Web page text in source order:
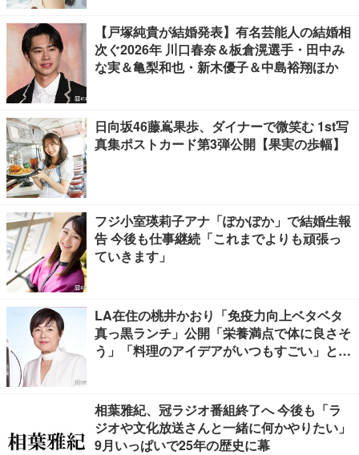
【戸塚純貴が結婚発表】有名芸能人の結婚相
次ぐ2026年 川口春奈＆板倉滉選手・田中み
な実＆亀梨和也・新木優子＆中島裕翔ほか
日向坂46藤嶌果歩、ダイナーで微笑む 1st写
真集ポストカード第3弾公開【果実の歩幅】
フジ小室瑛莉子アナ「ぽかぽか」で結婚生報
告 今後も仕事継続「これまでよりも頑張っ
ていきます」
LA在住の桃井かおり「免疫力向上ベタベタ
真っ黒ランチ」公開「栄養満点で体に良さそ
う」「料理のアイデアがいつもすごい」と反
相葉雅紀、冠ラジオ番組終了へ 今後も「ラ
ジオや文化放送さんと一緒に何かやりたい」
9月いっぱいで25年の歴史に幕